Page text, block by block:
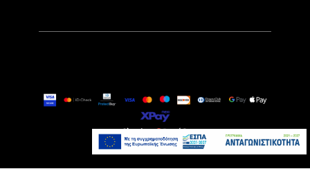
Προσθήκη στο καλάθι